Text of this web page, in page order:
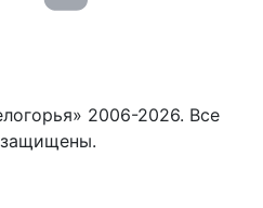
2006-2026. Все